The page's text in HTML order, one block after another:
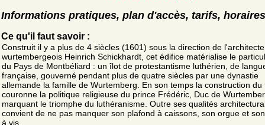
Informations pratiques, plan d'accès, tarifs, horaires
Ce qu'il faut savoir :
Construit il y a plus de 4 siècles (1601) sous la direction de l'architecte
wurtembergeois Heinrich Schickhardt, cet édifice matérialise le
du Pays de Montbéliard : un îlot de protestantisme luthérien, de
française, gouverné pendant plus de quatre siècles par une dynastie
allemande la famille de Wurtemberg. En son temps la construction du
couronne la politique religieuse du prince Frédéric, Duc de
marquant le triomphe du luthéranisme. Outre ses qualités
convient de ne pas manquer son plafond à caissons, son orgue et
à vis.